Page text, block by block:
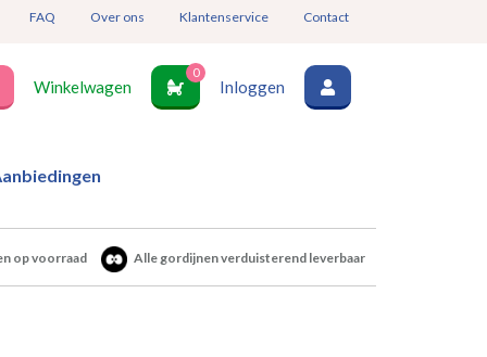
FAQ Over ons Klantenservice Contact
Winkelwagen
0
Inloggen
op voorraad Alle gordijnen verduisterend leverbaar